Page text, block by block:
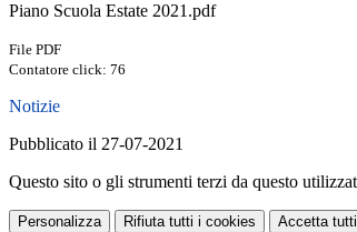
Piano Scuola Estate 2021.pdf
File PDF
Contatore click: 76
Notizie
Pubblicato il 27-07-2021
Questo sito o gli strumenti terzi da questo
Personalizza Rifiuta tutti i cookies Accetta tutti